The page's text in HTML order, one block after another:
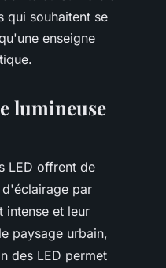
qui souhaitent se
enseigne
lumineuse
LED offrent de
d'éclairage par
intense et leur
paysage urbain,
des LED permet